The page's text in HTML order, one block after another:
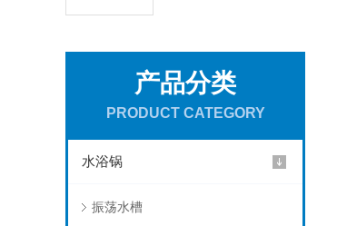
产品分类
PRODUCT CATEGORY
水浴锅
振荡水槽